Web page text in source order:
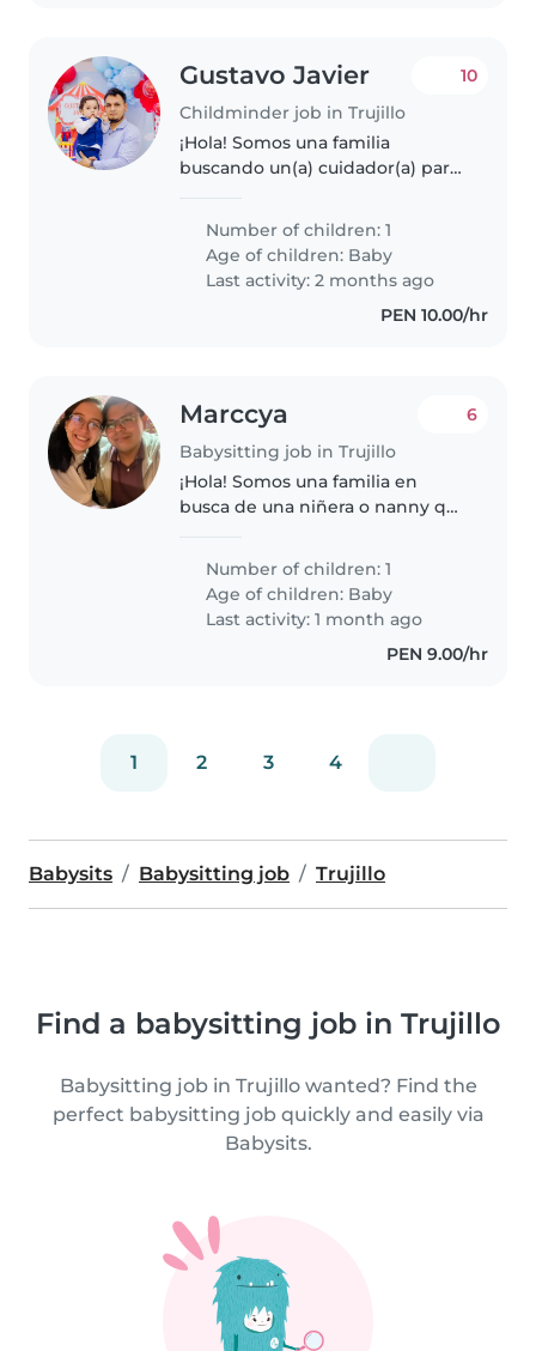
Gustavo Javier
Childminder job in Trujillo
10
¡Hola! Somos una familia
buscando un(a) cuidador(a) para
de energía, juguetón y muy
curioso. Necesitamos a alguien
cómodo/a con labores del hogar.
¡Nos..
Number of children: 1
Age of children: Baby
Last activity: 2 months ago
PEN 10.00/hr
Marccya
Babysitting job in Trujillo
6
¡Hola! Somos una familia en
busca de una niñera o nanny que
Nuestro pequeño es un bebé
tranquilo, solo come y duerme.
Necesitamos a alguien que esté
cómodo/a..
Number of children: 1
Age of children: Baby
Last activity: 1 month ago
PEN 9.00/hr
1 2 3 4
Babysits Babysitting job Trujillo
Find a babysitting job in Trujillo
Babysitting job in Trujillo wanted? Find the
perfect babysitting job quickly and easily via
Babysits.